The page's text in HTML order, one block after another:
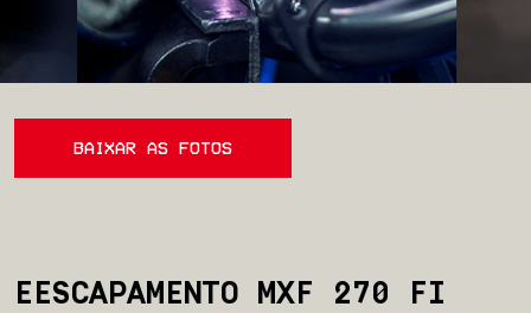
BAIXAR AS FOTOS
EESCAPAMENTO MXF 270 FI